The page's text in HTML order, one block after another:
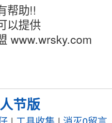
帮助!!
以提供
www.wrsky.com
节版